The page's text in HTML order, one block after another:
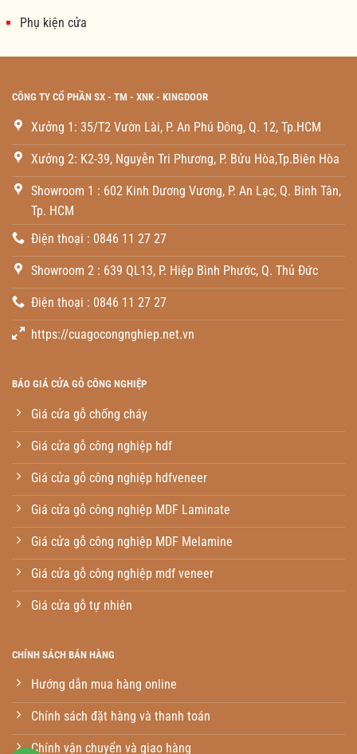
Phụ kiện cửa
CÔNG TY CỔ PHẦN SX - TM - XNK - KINGDOOR
Xưởng 1: 35/T2 Vườn Lài, P. An Phú Đông, Q. 12, Tp.HCM
Xưởng 2: K2-39, Nguyễn Tri Phương, P. Bửu Hòa,Tp.Biên Hòa
Showroom 1 : 602 Kinh Dương Vương, P. An Lạc, Q. Binh Tân,
Tp. HCM
Điện thoại : 0846 11 27 27
Showroom 2 : 639 QL13, P. Hiệp Bình Phước, Q. Thủ Đức
Điện thoại : 0846 11 27 27
https://cuagocongnghiep.net.vn
BÁO GIÁ CỬA GỖ CÔNG NGHIỆP
Giá cửa gỗ chống cháy
Giá cửa gỗ công nghiệp hdf
Giá cửa gỗ công nghiệp hdfveneer
Giá cửa gỗ công nghiệp MDF Laminate
Giá cửa gỗ công nghiệp MDF Melamine
Giá cửa gỗ công nghiệp mdf veneer
Giá cửa gỗ tự nhiên
CHÍNH SÁCH BÁN HÀNG
Hướng dẫn mua hàng online
Chính sách đặt hàng và thanh toán
Chính vận chuyển và giao hàng